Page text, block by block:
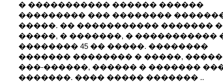
� ����������� ������ ������
��������� ��� ��������
�����. �� ����������� �������
�����, � �������, � �����������
�������� 45 �� �����. ��������
������� �������� � �����,
���-������, ������ � �������
�������. ���� ����� ������� ..